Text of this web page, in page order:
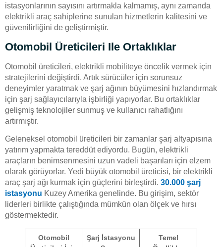
istasyonlarının sayısını artırmakla kalmamış, aynı zamanda
elektrikli araç sahiplerine sunulan hizmetlerin kalitesini ve
güvenilirliğini de geliştirmiştir.
Otomobil Üreticileri Ile Ortaklıklar
Otomobil üreticileri, elektrikli mobiliteye öncelik vermek için
stratejilerini değiştirdi. Artık sürücüler için sorunsuz
deneyimler yaratmak ve şarj ağının büyümesini hızlandırmak
için şarj sağlayıcılarıyla işbirliği yapıyorlar. Bu ortaklıklar
gelişmiş teknolojiler sunmuş ve kullanıcı rahatlığını
artırmıştır.
Geleneksel otomobil üreticileri bir zamanlar şarj altyapısına
yatırım yapmakta tereddüt ediyordu. Bugün, elektrikli
araçların benimsenmesini uzun vadeli başarıları için elzem
olarak görüyorlar. Yedi büyük otomobil üreticisi, bir elektrikli
araç şarj ağı kurmak için güçlerini birleştirdi. 30.000 şarj
istasyonu Kuzey Amerika genelinde. Bu girişim, sektör
liderleri birlikte çalıştığında mümkün olan ölçek ve hırsı
göstermektedir.
Otomobil
Şarj İstasyonu
Temel